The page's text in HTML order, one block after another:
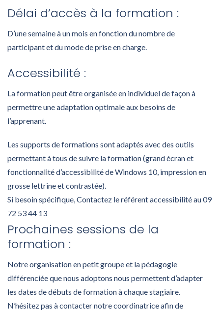
Délai d’accès à la formation :
D’une semaine à un mois en fonction du nombre de
participant et du mode de prise en charge.
Accessibilité :
La formation peut être organisée en individuel de façon à
permettre une adaptation optimale aux besoins de
l’apprenant.
Les supports de formations sont adaptés avec des outils
permettant à tous de suivre la formation (grand écran et
fonctionnalité d’accessibilité de Windows 10, impression en
grosse lettrine et contrastée).
Si besoin spécifique, Contactez le référent accessibilité au 09
72 53 44 13
Prochaines sessions de la
formation :
Notre organisation en petit groupe et la pédagogie
différenciée que nous adoptons nous permettent d’adapter
les dates de débuts de formation à chaque stagiaire.
N’hésitez pas à contacter notre coordinatrice afin de